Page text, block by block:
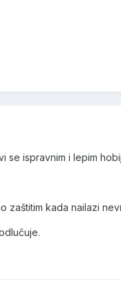
se ispravnim i lepim
zaštitim kada nailazi